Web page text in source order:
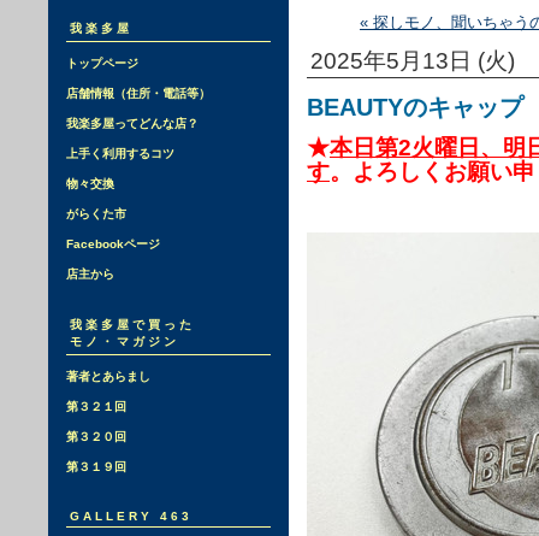
我楽多屋
トップページ
店舗情報（住所・電話等）
我楽多屋ってどんな店？
上手く利用するコツ
物々交換
がらくた市
Facebookページ
店主から
我楽多屋で買った
モノ・マガジン
著者とあらまし
第３２１回
第３２０回
第３１９回
GALLERY 463
« 探しモノ、聞いちゃう
2025年5月13日 (火)
BEAUTYのキャップ
★本日第2火曜日、明
す。よろしくお願い